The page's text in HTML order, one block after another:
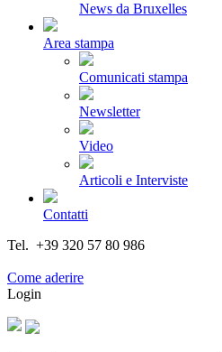
News da Bruxelles
Area stampa
Comunicati stampa
Newsletter
Video
Articoli e Interviste
Contatti
Tel. +39 320 57 80 986
Come aderire
Login